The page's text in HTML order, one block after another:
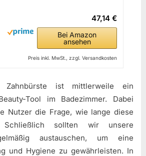
47,14 €
Bei Amazon
ansehen
Preis inkl. MwSt., zzgl. Versandkosten
Zahnbürste ist mittlerweile ein
Tool im Badezimmer. Dabei
Nutzer die Frage, wie lange diese
sollten wir unsere
austauschen, um eine
und Hygiene zu gewährleisten. In